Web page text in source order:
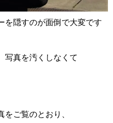
を隠すのが面倒で大変です
写真を汚くしなくて
ご覧のとおり、